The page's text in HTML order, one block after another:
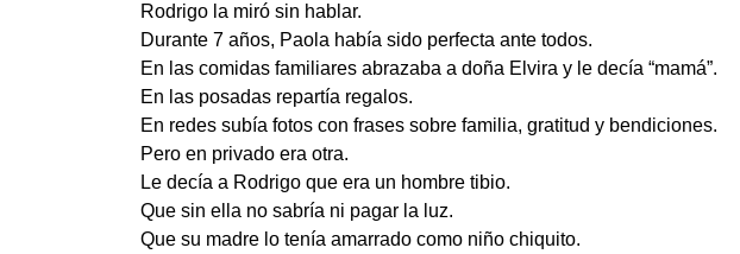
Rodrigo la miró sin hablar.
Durante 7 años, Paola había sido perfecta ante todos.
En las comidas familiares abrazaba a doña Elvira y le decía “mamá”.
En las posadas repartía regalos.
En redes subía fotos con frases sobre familia, gratitud y bendiciones.
Pero en privado era otra.
Le decía a Rodrigo que era un hombre tibio.
Que sin ella no sabría ni pagar la luz.
Que su madre lo tenía amarrado como niño chiquito.